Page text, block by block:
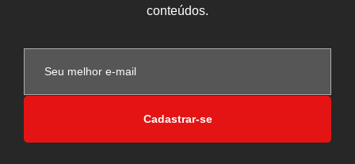
conteúdos.
Cadastrar-se